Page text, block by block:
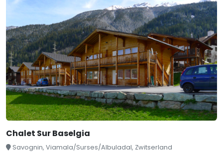
Chalet Sur Baselgia
Savognin, Viamala/Surses/Albuladal, Zwitserland